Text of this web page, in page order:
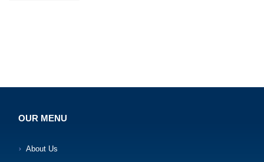
OUR MENU
About Us